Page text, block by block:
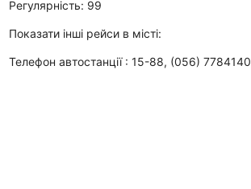
Регулярність: 99
Показати інші рейси в місті:
Телефон автостанції : 15-88, (056) 7784140